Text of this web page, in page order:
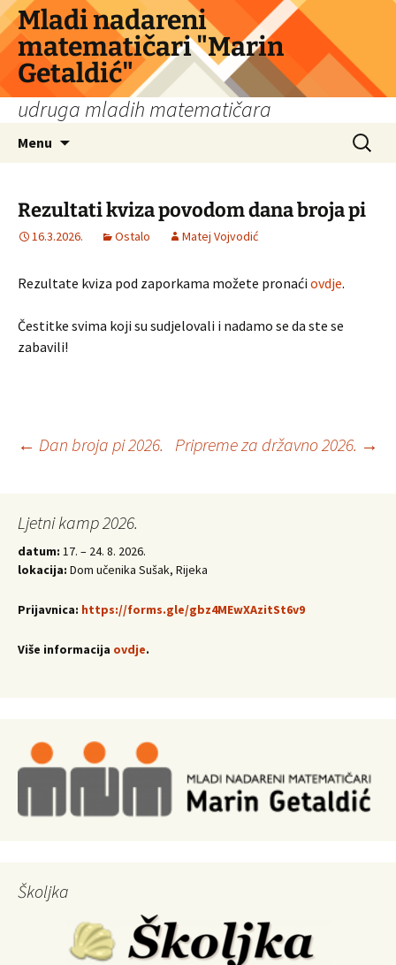
Skip
to
content
Mladi nadareni
matematičari "Marin
Getaldić"
udruga mladih matematičara
Menu
Search
for:
Rezultati kviza povodom dana broja pi
16.3.2026. Ostalo Matej Vojvodić
Rezultate kviza pod zaporkama možete pronaći ovdje.
Čestitke svima koji su sudjelovali i nadamo se da ste se
zabavili!
Post
navigation
← Dan broja pi 2026. Pripreme za državno 2026. →
Ljetni kamp 2026.
datum: 17. – 24. 8. 2026.
lokacija: Dom učenika Sušak, Rijeka
Prijavnica: https://forms.gle/gbz4MEwXAzitSt6v9
Više informacija ovdje.
Školjka